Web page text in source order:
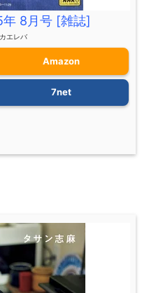
年 8月号 [雑誌]
カエレバ
Amazon
7net